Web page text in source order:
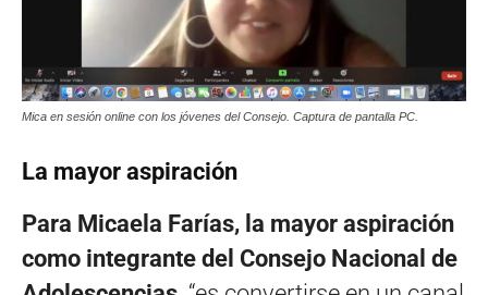
Mica en sesión online con los jóvenes del Consejo. Captura de pantalla PC.
La mayor aspiración
Para Micaela Farías, la mayor aspiración
como integrante del Consejo Nacional de